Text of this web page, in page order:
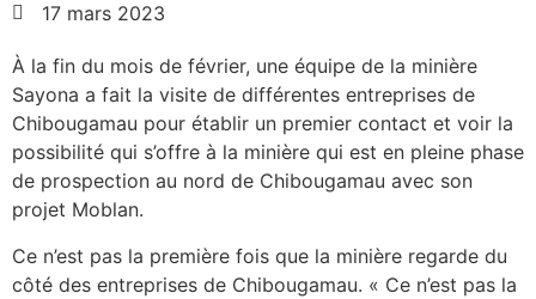
17 mars 2023
À la fin du mois de février, une équipe de la minière
Sayona a fait la visite de différentes entreprises de
Chibougamau pour établir un premier contact et voir la
possibilité qui s’offre à la minière qui est en pleine phase
de prospection au nord de Chibougamau avec son
projet Moblan.
Ce n’est pas la première fois que la minière regarde du
côté des entreprises de Chibougamau. « Ce n’est pas la